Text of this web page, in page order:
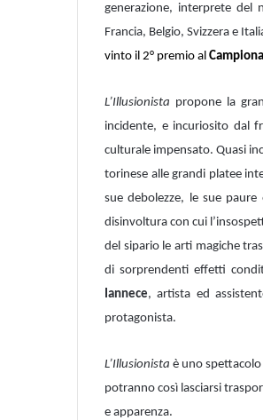
generazione, interprete del
Francia, Belgio, Svizzera e
vinto il 2° premio al
L’Illusionista propone la
incidente, e incuriosito dal
culturale impensato. Quasi
torinese alle grandi platee
sue debolezze, le sue
disinvoltura con cui
del sipario le arti magiche
di sorprendenti effetti
Iannece, artista ed
protagonista.
L’Illusionista è uno
potranno così lasciarsi
e apparenza.